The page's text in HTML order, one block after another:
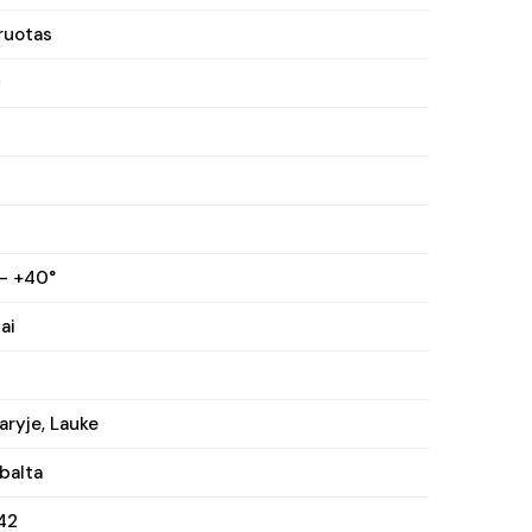
+40°
Lauke